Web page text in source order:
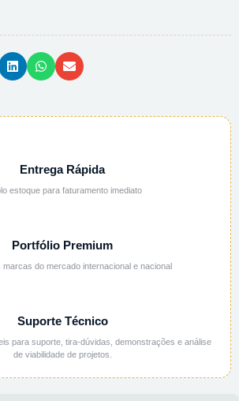
Entrega Rápida
estoque para faturamento imediato
Portfólio Premium
marcas do mercado internacional e nacional
Suporte Técnico
para suporte, tira-dúvidas, demonstrações e análise
de viabilidade de projetos.